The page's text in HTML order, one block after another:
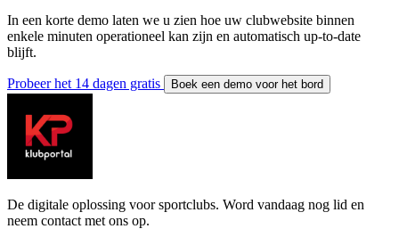
In een korte demo laten we u zien hoe uw clubwebsite binnen
enkele minuten operationeel kan zijn en automatisch up-to-date
blijft.
Probeer het 14 dagen gratis Boek een demo voor het bord
De digitale oplossing voor sportclubs. Word vandaag nog lid en
neem contact met ons op.